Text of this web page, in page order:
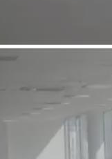
115406
Ленинградская обл